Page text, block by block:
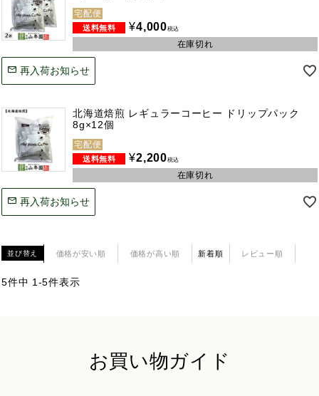
宅配便
¥4,000税込
在庫切れ
再入荷お知らせ
北海道焙煎 レギュラーコーヒー ドリップパック
8g×12個
宅配便
¥2,200税込
在庫切れ
再入荷お知らせ
並び替え 価格が安い順 価格が高い順 新着順 レビュー順
5件中 1 -5件表示
お買い物ガイド